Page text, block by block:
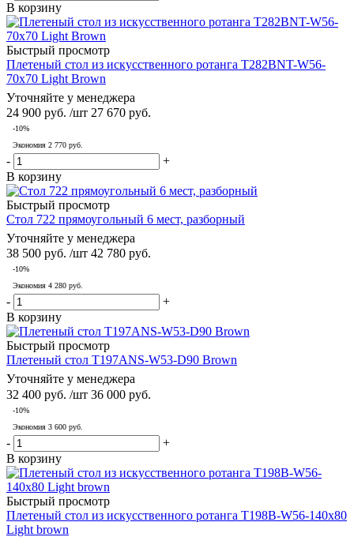
В корзину
Быстрый просмотр
Плетеный стол из искусственного ротанга T282BNT-W56-
70x70 Light Brown
Уточняйте у менеджера
24 900 руб. /шт 27 670 руб.
-10%
Экономия 2 770 руб.
-
+
В корзину
Быстрый просмотр
Стол 722 прямоугольный 6 мест, разборный
Уточняйте у менеджера
38 500 руб. /шт 42 780 руб.
-10%
Экономия 4 280 руб.
-
+
В корзину
Быстрый просмотр
Плетеный стол T197ANS-W53-D90 Brown
Уточняйте у менеджера
32 400 руб. /шт 36 000 руб.
-10%
Экономия 3 600 руб.
-
+
В корзину
Быстрый просмотр
Плетеный стол из искусственного ротанга T198B-W56-140x80
Light brown